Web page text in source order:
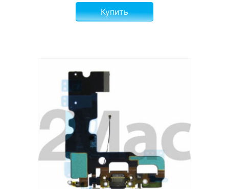
Купить